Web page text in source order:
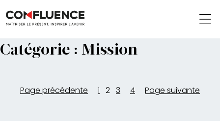
Catégorie : Mission
Page précédente Page
1 Page
2 Page
3 Page
4 Page suivante